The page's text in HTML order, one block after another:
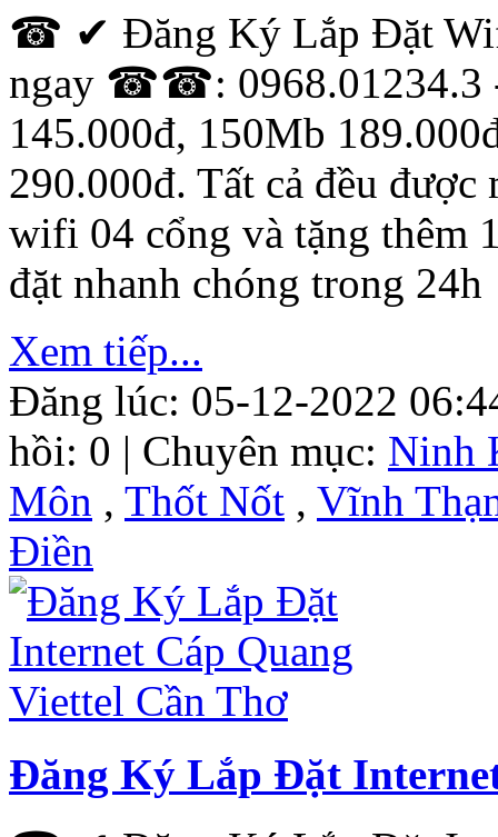
☎ ✔ Đăng Ký Lắp Đặt
ngay ☎☎: 0968.01234.3
145.000đ, 150Mb
290.000đ. Tất cả đều
wifi 04 cổng và tặng thêm
đặt nhanh chóng trong 24h
Xem tiếp...
Đăng lúc: 05-12-2022
hồi: 0 | Chuyên mục: Ninh
Môn , Thốt Nốt , Vĩnh
Điền
Đăng Ký Lắp Đặt